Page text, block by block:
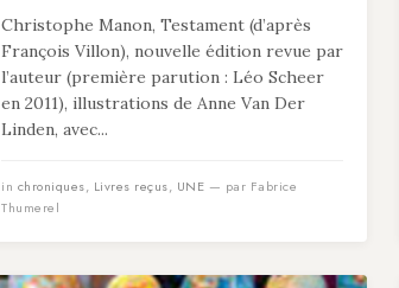
Christophe Manon, Testament (d’après
François Villon), nouvelle édition revue par
l’auteur (première parution : Léo Scheer
en 2011), illustrations de Anne Van Der
Linden, avec...
in chroniques, Livres reçus, UNE — par Fabrice
Thumerel